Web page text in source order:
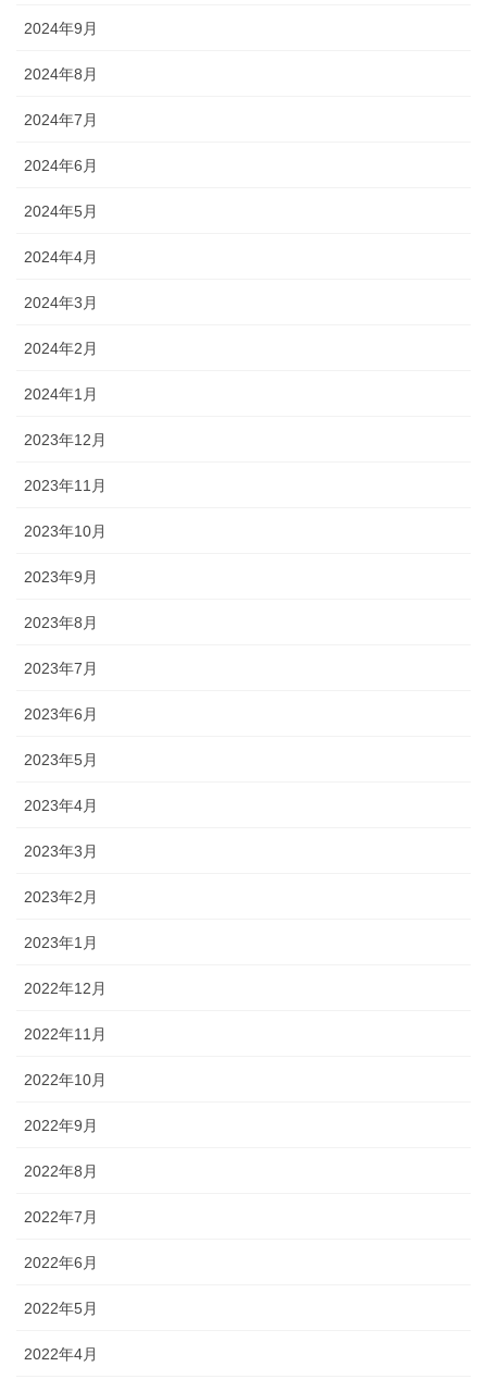
2024年9月
2024年8月
2024年7月
2024年6月
2024年5月
2024年4月
2024年3月
2024年2月
2024年1月
2023年12月
2023年11月
2023年10月
2023年9月
2023年8月
2023年7月
2023年6月
2023年5月
2023年4月
2023年3月
2023年2月
2023年1月
2022年12月
2022年11月
2022年10月
2022年9月
2022年8月
2022年7月
2022年6月
2022年5月
2022年4月